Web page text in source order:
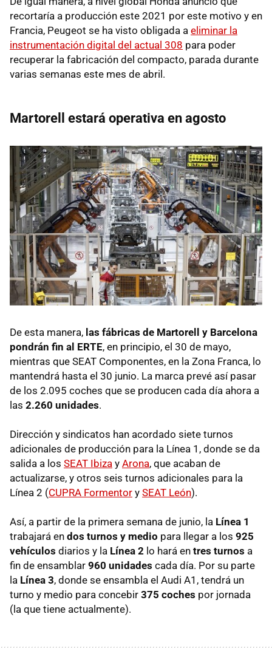
recortaría a producción este 2021 por este motivo y en
Francia, Peugeot se ha visto obligada a eliminar la
instrumentación digital del actual 308 para poder
recuperar la fabricación del compacto, parada durante
varias semanas este mes de abril.
Martorell estará operativa en agosto
De esta manera, las fábricas de Martorell y Barcelona
pondrán fin al ERTE, en principio, el 30 de mayo,
mientras que SEAT Componentes, en la Zona Franca, lo
mantendrá hasta el 30 junio. La marca prevé así pasar
de los 2.095 coches que se producen cada día ahora a
las 2.260 unidades.
Dirección y sindicatos han acordado siete turnos
adicionales de producción para la Línea 1, donde se da
salida a los SEAT Ibiza y Arona, que acaban de
actualizarse, y otros seis turnos adicionales para la
Línea 2 (CUPRA Formentor y SEAT León).
Así, a partir de la primera semana de junio, la Línea 1
trabajará en dos turnos y medio para llegar a los 925
vehículos diarios y la Línea 2 lo hará en tres turnos a
fin de ensamblar 960 unidades cada día. Por su parte
la Línea 3, donde se ensambla el Audi A1, tendrá un
turno y medio para concebir 375 coches por jornada
(la que tiene actualmente).